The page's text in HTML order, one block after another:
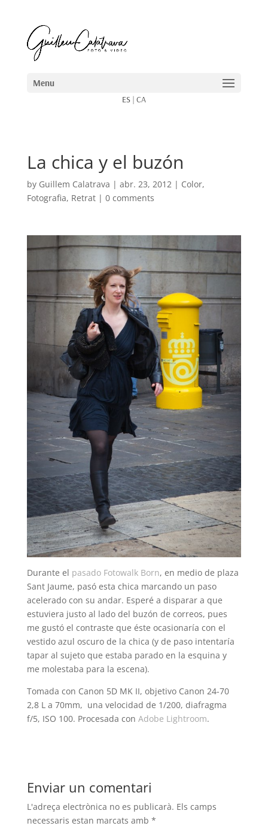
ES| CA
La chica y el buzón
by Guillem Calatrava | abr. 23, 2012| Color,
Fotografia, Retrat| 0 comments
Durante el pasado Fotowalk Born, en medio de plaza
Sant Jaume, pasó esta chica marcando un paso
acelerado con su andar. Esperé a disparar a que
estuviera justo al lado del buzón de correos, pues
me gustó el contraste que éste ocasionaría con el
vestido azul oscuro de la chica (y de paso intentaría
tapar al sujeto que estaba parado en la esquina y
me molestaba para la escena).
Tomada con Canon 5D MK II, objetivo Canon 24-70
2,8 L a 70mm, una velocidad de 1/200, diafragma
f/5, ISO 100. Procesada con Adobe Lightroom.
Enviar un comentari
L'adreça electrònica no es publicarà. Els camps
necessaris estan marcats amb *